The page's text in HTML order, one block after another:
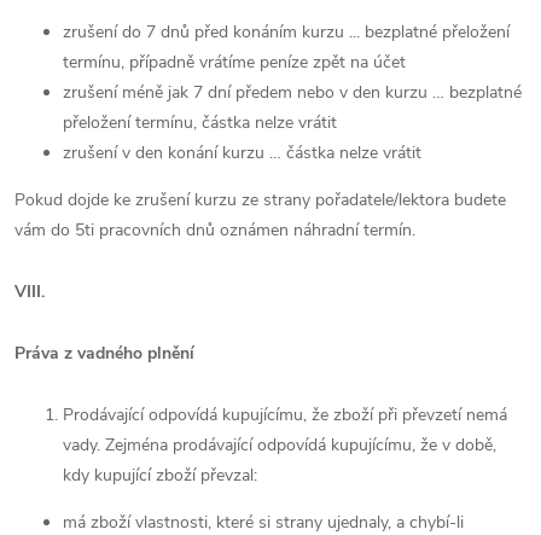
zrušení do 7 dnů před konáním kurzu ... bezplatné přeložení
termínu, případně vrátíme peníze zpět na účet
zrušení méně jak 7 dní předem nebo v den kurzu … bezplatné
přeložení termínu, částka nelze vrátit
zrušení v den konání kurzu … částka nelze vrátit
Pokud dojde ke zrušení kurzu ze strany pořadatele/lektora budete
vám do 5ti pracovních dnů oznámen náhradní termín.
VIII.
Práva z vadného plnění
Prodávající odpovídá kupujícímu, že zboží při převzetí nemá
vady. Zejména prodávající odpovídá kupujícímu, že v době,
kdy kupující zboží převzal:
má zboží vlastnosti, které si strany ujednaly, a chybí-li